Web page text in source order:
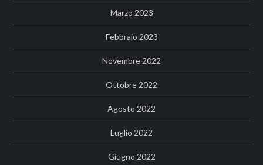
Marzo 2023
Febbraio 2023
Novembre 2022
Ottobre 2022
Agosto 2022
Luglio 2022
Giugno 2022